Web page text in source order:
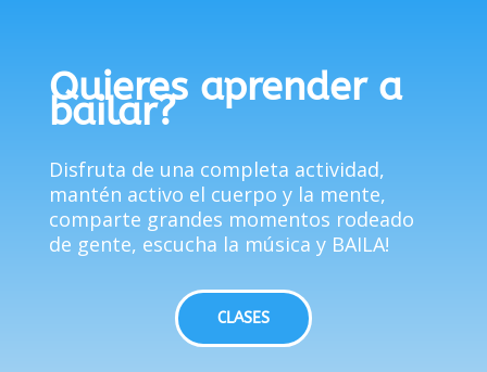
Quieres aprender a
bailar?
Disfruta de una completa actividad,
mantén activo el cuerpo y la mente,
comparte grandes momentos rodeado
de gente, escucha la música y BAILA!
CLASES